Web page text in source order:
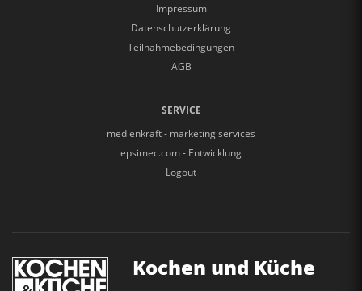
Impressum
Datenschutzerklärung
Teilnahmebedingungen
AGB
SERVICE
medienkraft - marketing services
epsimec.com - Entwicklung
Logout
Kochen und Küche